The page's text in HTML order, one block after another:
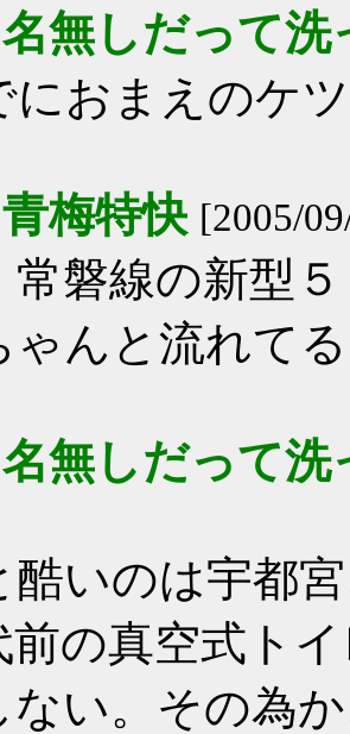
名無しだって洗
におまえのケ
青梅特快 [2005/
常磐線の新型
ゃんと流れて
名無しだって洗
酷いのは宇都
前の真空式ト
ない。その為